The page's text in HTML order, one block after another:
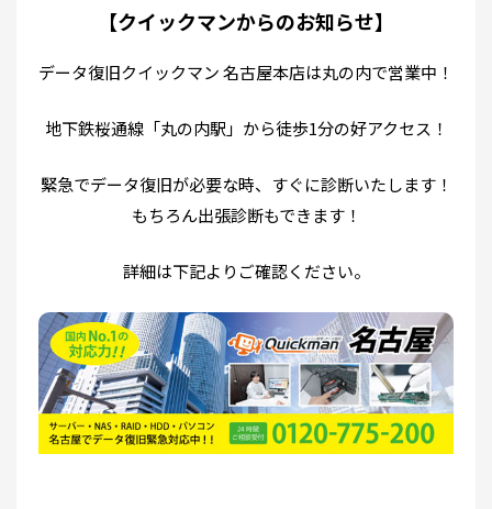
【クイックマンからのお知らせ】
データ復旧クイックマン 名古屋本店は丸の内で営業中！
地下鉄桜通線「丸の内駅」から徒歩1分の好アクセス！
緊急でデータ復旧が必要な時、すぐに診断いたします！
もちろん出張診断もできます！
詳細は下記よりご確認ください。